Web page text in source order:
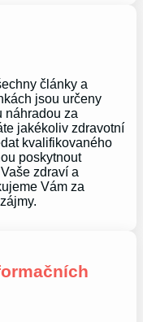
články a
jsou určeny
náhradou za
jakékoliv zdravotní
kvalifikovaného
poskytnout
zdraví a
Vám za